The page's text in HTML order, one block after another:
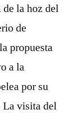
de la hoz del
de
propuesta
a la
por su
La visita del